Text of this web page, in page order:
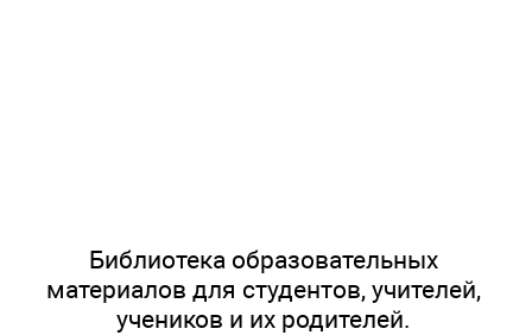
Библиотека образовательных
материалов для студентов, учителей,
учеников и их родителей.